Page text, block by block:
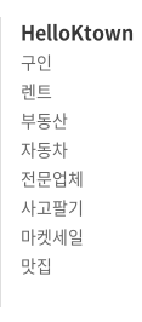
HelloKtown
구인
렌트
부동산
자동차
전문업체
사고팔기
마켓세일
맛집